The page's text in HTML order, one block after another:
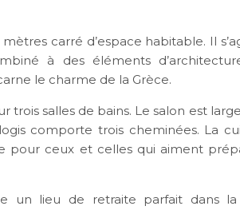
carré d’espace habitable. Il
à des éléments
le charme de la Grèce.
salles de bains. Le salon est
comporte trois cheminées. La
pour ceux et celles qui aiment
un lieu de retraite parfait dans